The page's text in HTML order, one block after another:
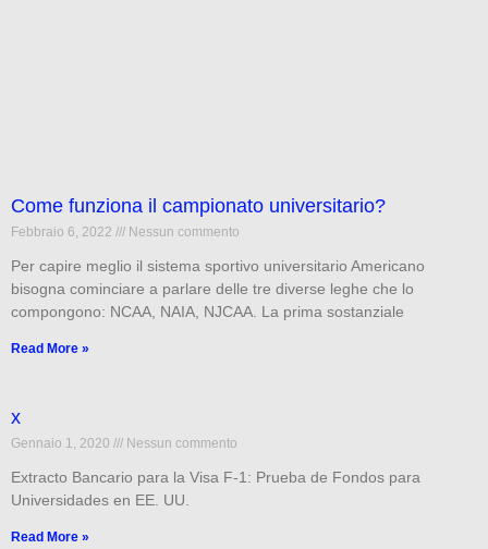
Come funziona il campionato universitario?
Febbraio 6, 2022 Nessun commento
Per capire meglio il sistema sportivo universitario Americano
bisogna cominciare a parlare delle tre diverse leghe che lo
compongono: NCAA, NAIA, NJCAA. La prima sostanziale
Read More »
x
Gennaio 1, 2020 Nessun commento
Extracto Bancario para la Visa F-1: Prueba de Fondos para
Universidades en EE. UU.
Read More »